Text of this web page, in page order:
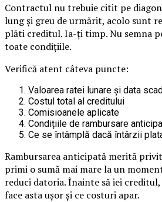
Contractul nu trebuie citit pe
lung și greu de urmărit, acolo sunt
plăti creditul. Ia-ți timp. Nu semna
toate condițiile.
Verifică atent câteva puncte:
Valoarea ratei lunare și data
Costul total al creditului
Comisioanele aplicate
Condițiile de rambursare
Ce se întâmplă dacă întârzii
Rambursarea anticipată merită
primi o sumă mai mare la un
reduci datoria. Înainte să iei
face asta ușor și ce costuri apar.